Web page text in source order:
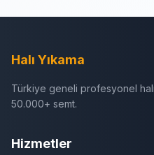
Halı Yıkama
Türkiye geneli profesyonel
50.000+ semt.
Hizmetler